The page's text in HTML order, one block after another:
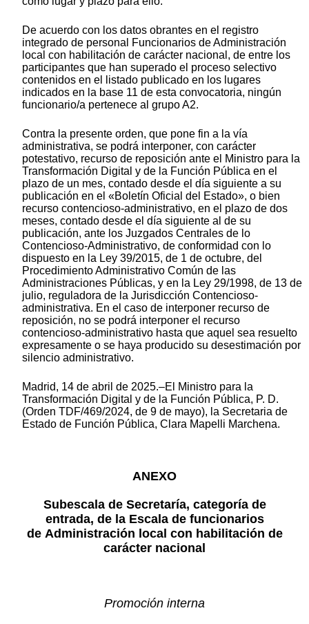
De acuerdo con los datos obrantes en el registro
integrado de personal Funcionarios de Administración
local con habilitación de carácter nacional, de entre los
participantes que han superado el proceso selectivo
contenidos en el listado publicado en los lugares
indicados en la base 11 de esta convocatoria, ningún
funcionario/a pertenece al grupo A2.
Contra la presente orden, que pone fin a la vía
administrativa, se podrá interponer, con carácter
potestativo, recurso de reposición ante el Ministro para la
Transformación Digital y de la Función Pública en el
plazo de un mes, contado desde el día siguiente a su
publicación en el «Boletín Oficial del Estado», o bien
recurso contencioso-administrativo, en el plazo de dos
meses, contado desde el día siguiente al de su
publicación, ante los Juzgados Centrales de lo
Contencioso-Administrativo, de conformidad con lo
dispuesto en la Ley 39/2015, de 1 de octubre, del
Procedimiento Administrativo Común de las
Administraciones Públicas, y en la Ley 29/1998, de 13 de
julio, reguladora de la Jurisdicción Contencioso-
administrativa. En el caso de interponer recurso de
reposición, no se podrá interponer el recurso
contencioso-administrativo hasta que aquel sea resuelto
expresamente o se haya producido su desestimación por
silencio administrativo.
Madrid, 14 de abril de 2025.–El Ministro para la
Transformación Digital y de la Función Pública, P. D.
(Orden TDF/469/2024, de 9 de mayo), la Secretaria de
Estado de Función Pública, Clara Mapelli Marchena.
ANEXO
Subescala de Secretaría, categoría de
entrada, de la Escala de funcionarios
de Administración local con habilitación de
carácter nacional
Promoción interna